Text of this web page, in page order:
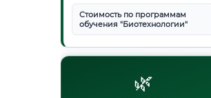
Стоимость по программам
обучения "Биотехнологии"
🌿